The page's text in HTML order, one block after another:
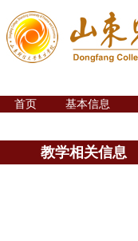
首页 基本信息
教学相关信息